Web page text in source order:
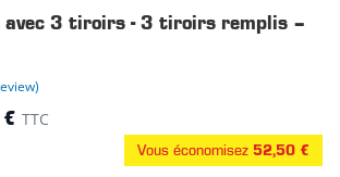
avec 3 tiroirs - 3 tiroirs remplis –
TTC
Vous économisez 52,50 €